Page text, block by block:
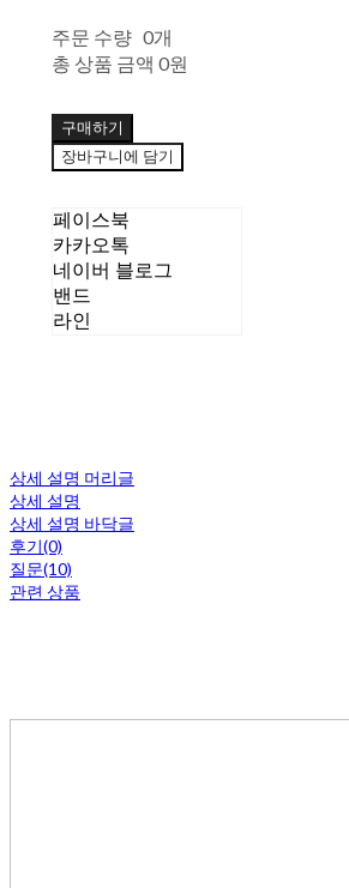
주문 수량 0개
총 상품 금액 0원
구매하기
장바구니에 담기
페이스북
카카오톡
네이버 블로그
밴드
라인
상세 설명 머리글
상세 설명
상세 설명 바닥글
후기(0)
질문(10)
관련 상품